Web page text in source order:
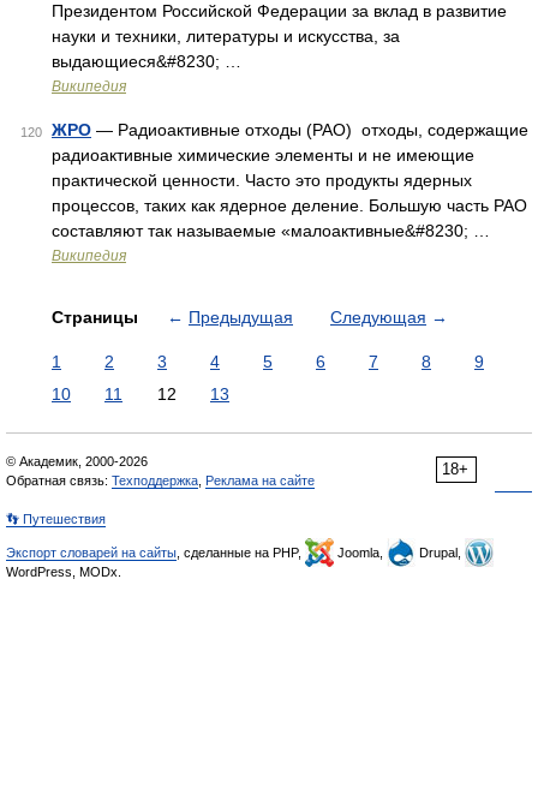
Президентом Российской Федерации за вклад в развитие
науки и техники, литературы и искусства, за
выдающиеся&#8230; …
Википедия
120 ЖРО — Радиоактивные отходы (РАО) отходы, содержащие
радиоактивные химические элементы и не имеющие
практической ценности. Часто это продукты ядерных
процессов, таких как ядерное деление. Большую часть РАО
составляют так называемые «малоактивные&#8230; …
Википедия
Страницы ← Предыдущая Следующая →
1 2 3 4 5 6 7 8
9
10
11 12 13
18+
© Академик, 2000-2026
Обратная связь: Техподдержка Реклама на сайте
👣 Путешествия
Экспорт словарей на сайты , сделанные на PHP, Joomla,
Drupal,
WordPress, MODx.